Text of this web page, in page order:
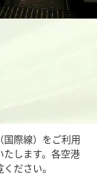
際線）をご利用
します。各空港
ださい。